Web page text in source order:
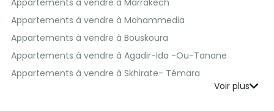
Immobilier à vendre à Salé
Immobilier à vendre à Sefrou
Immobilier à vendre à Berrechid
Immobilier à vendre à Essaouira
Appartements à vendre à Mohammedia
Appartements à vendre à Bouskoura
Appartements à vendre à Agadir-Ida -Ou-Tanane
Appartements à vendre à Skhirate- Témara